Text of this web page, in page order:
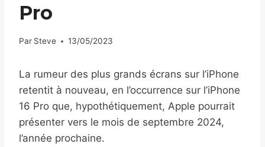
Pro
Par Steve 13/05/2023
La rumeur des plus grands écrans sur l’iPhone
retentit à nouveau, en l’occurrence sur l’iPhone
16 Pro que, hypothétiquement, Apple pourrait
présenter vers le mois de septembre 2024,
l’année prochaine.